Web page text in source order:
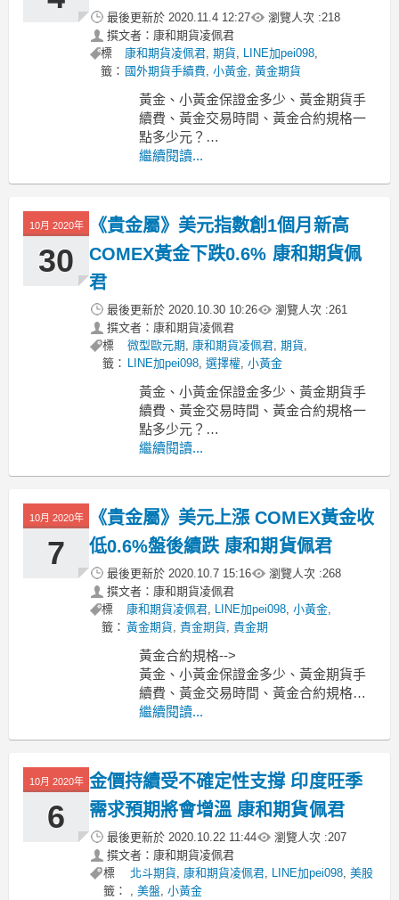
最後更新於 2020.11.4 12:27 瀏覽人次 :218
撰文者：康和期貨凌佩君
標
籤：
康和期貨凌佩君, 期貨, LINE加pei098,
國外期貨手續費, 小黃金, 黃金期貨
黃金、小黃金保證金多少、黃金期貨手
續費、黃金交易時間、黃金合約規格一
點多少元？
-----------------------------------------------------
MoneyDJ新聞 2020-11-04 10:48:18
繼續閱讀...
10月 2020年
30
《貴金屬》美元指數創1個月新高
COMEX黃金下跌0.6% 康和期貨佩
君
最後更新於 2020.10.30 10:26 瀏覽人次 :261
撰文者：康和期貨凌佩君
標
籤：
微型歐元期, 康和期貨凌佩君,期貨,
LINE加pei098,選擇權,小黃金
黃金、小黃金保證金多少、黃金期貨手
續費、黃金交易時間、黃金合約規格一
點多少元？
-----------------------------------------------------
MoneyDJ新聞 2020-10-30 07:24:29
繼續閱讀...
10月 2020年
7
《貴金屬》美元上漲 COMEX黃金收
低0.6%盤後續跌 康和期貨佩君
最後更新於 2020.10.7 15:16 瀏覽人次 :268
撰文者：康和期貨凌佩君
標
籤：
康和期貨凌佩君, LINE加pei098,小黃金,
黃金期貨,貴金期貨,貴金期
黃金合約規格-->
黃金、小黃金保證金多少、黃金期貨手
續費、黃金交易時間、黃金合約規格一
點多少元？
---------------------
繼續閱讀...
10月 2020年
6
金價持續受不確定性支撐 印度旺季
需求預期將會增溫 康和期貨佩君
最後更新於 2020.10.22 11:44 瀏覽人次 :207
撰文者：康和期貨凌佩君
標
籤：
北斗期貨, 康和期貨凌佩君, LINE加pei098, 美股
, 美盤, 小黃金